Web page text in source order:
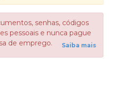
senhas, códigos
pessoais e nunca pague
de emprego.
Saiba mais